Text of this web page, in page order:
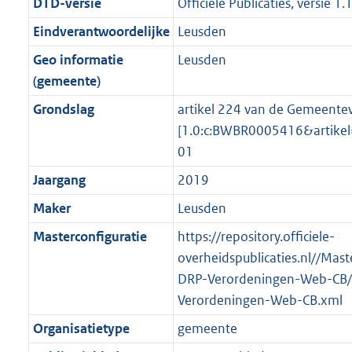
n
f
m
a
K
b
i
n
r
m
t
2
K
b
e
i
o
r
a
t
K
b
i
e
f
o
a
a
t
7
K
r
o
o
t
e
2
K
b
g
r
o
t
t
:
2
K
b
DTD-versie
Officiële Publicaties, versie 1.1
Eindverantwoordelijke Leusden
Geo informatie
(gemeente)
Leusden
Grondslag
artikel 224 van de
01
Jaargang
2019
Maker
Leusden
Masterconfiguratie
https://repository.officiele-
overheidspublicaties.nl//
DRP-Verordeningen-Web-
Verordeningen-Web-CB.xml
Organisatietype
gemeente